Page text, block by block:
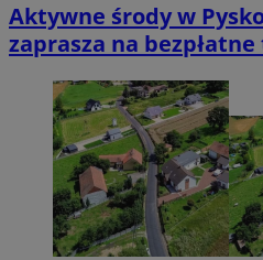
Aktywne środy w
zaprasza na